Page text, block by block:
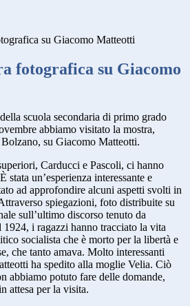
su Giacomo Matteotti
fotografica su Giacomo
scuola secondaria di primo grado
abbiamo visitato la mostra,
su Giacomo Matteotti.
Carducci e Pascoli, ci hanno
un’esperienza interessante e
ad approfondire alcuni aspetti svolti in
spiegazioni, foto distribuite su
sull’ultimo discorso tenuto da
1924, i ragazzi hanno tracciato la vita
socialista che è morto per la libertà e
che tanto amava. Molto interessanti
ha spedito alla moglie Velia. Ciò
abbiamo potuto fare delle domande,
attesa per la visita.